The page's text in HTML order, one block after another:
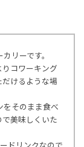
リーです。
コワーキング
けるような場
をそのまま食べ
美味しくいた